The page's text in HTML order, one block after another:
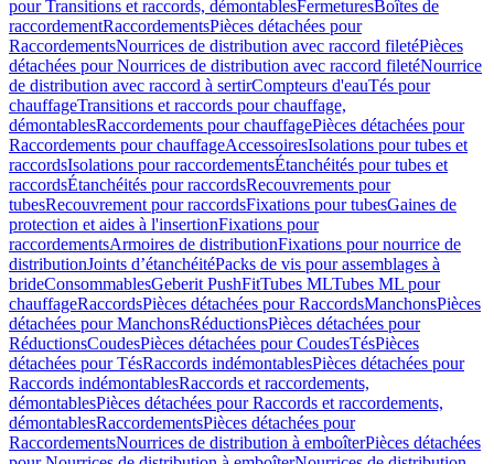
pour Transitions et raccords, démontablesFermeturesBoîtes de
raccordementRaccordementsPièces détachées pour
RaccordementsNourrices de distribution avec raccord filetéPièces
détachées pour Nourrices de distribution avec raccord filetéNourrice
de distribution avec raccord à sertirCompteurs d'eauTés pour
chauffageTransitions et raccords pour chauffage,
démontablesRaccordements pour chauffagePièces détachées pour
Raccordements pour chauffageAccessoiresIsolations pour tubes et
raccordsIsolations pour raccordementsÉtanchéités pour tubes et
raccordsÉtanchéités pour raccordsRecouvrements pour
tubesRecouvrement pour raccordsFixations pour tubesGaines de
protection et aides à l'insertionFixations pour
raccordementsArmoires de distributionFixations pour nourrice de
distributionJoints d’étanchéitéPacks de vis pour assemblages à
brideConsommablesGeberit PushFitTubes MLTubes ML pour
chauffageRaccordsPièces détachées pour RaccordsManchonsPièces
détachées pour ManchonsRéductionsPièces détachées pour
RéductionsCoudesPièces détachées pour CoudesTésPièces
détachées pour TésRaccords indémontablesPièces détachées pour
Raccords indémontablesRaccords et raccordements,
démontablesPièces détachées pour Raccords et raccordements,
démontablesRaccordementsPièces détachées pour
RaccordementsNourrices de distribution à emboîterPièces détachées